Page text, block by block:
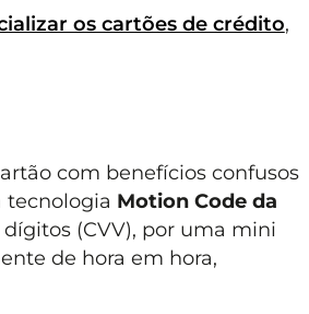
os cartões de crédito,
com benefícios confusos
tecnologia Motion Code da
(CVV), por uma mini
de hora em hora,